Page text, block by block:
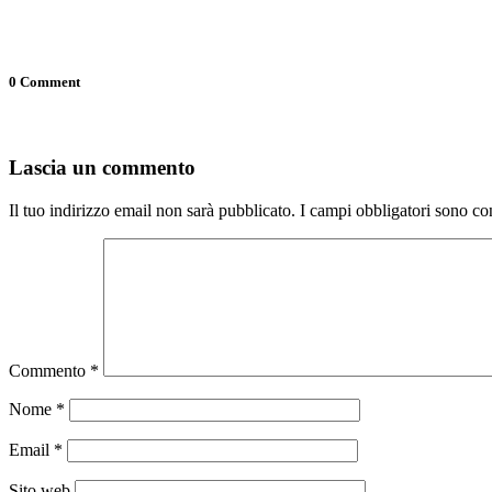
0 Comment
Lascia un commento
Il tuo indirizzo email non sarà pubblicato. I campi obbligatori sono
Commento *
Nome *
Email *